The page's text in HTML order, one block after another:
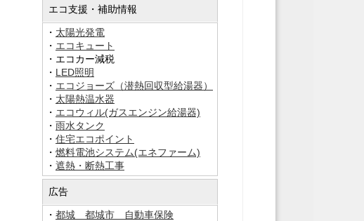
エコ支援・補助情報
・ 太陽光発電
・ エコキュート
・エコカー減税
・ LED照明
・ エコジョーズ（潜熱回収型給湯器）
・ 太陽熱温水器
・ エコウィル(ガスエンジン給湯器)
・ 雨水タンク
・ 住宅エコポイント
・ 燃料電池システム(エネファーム)
・ 遮熱・断熱工事
広告
・ 都城 都城市 自動車保険